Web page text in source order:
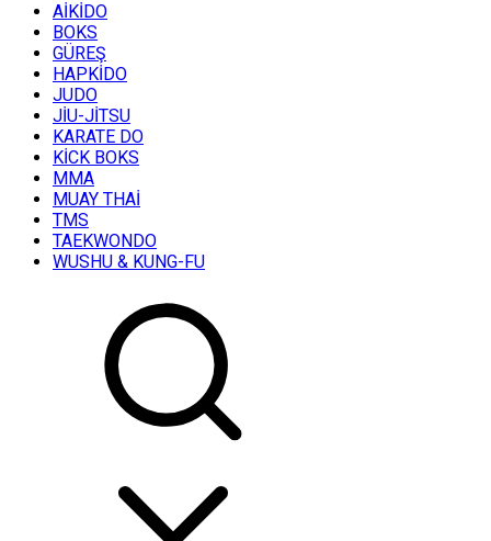
AİKİDO
BOKS
GÜREŞ
HAPKİDO
JUDO
JİU-JİTSU
KARATE DO
KİCK BOKS
MMA
MUAY THAİ
TMS
TAEKWONDO
WUSHU & KUNG-FU